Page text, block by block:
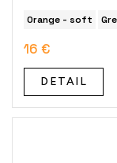
Orange - soft
16 €
DETAIL